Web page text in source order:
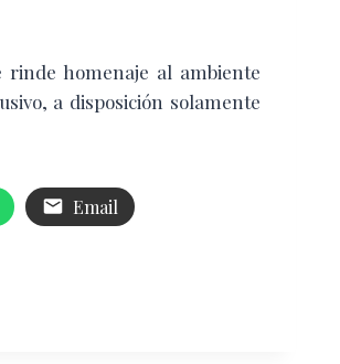
homenaje al ambiente
a disposición solamente
Email